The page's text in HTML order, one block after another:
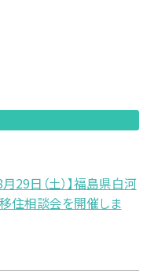
29日（土）】福島県白河
住相談会を開催しま